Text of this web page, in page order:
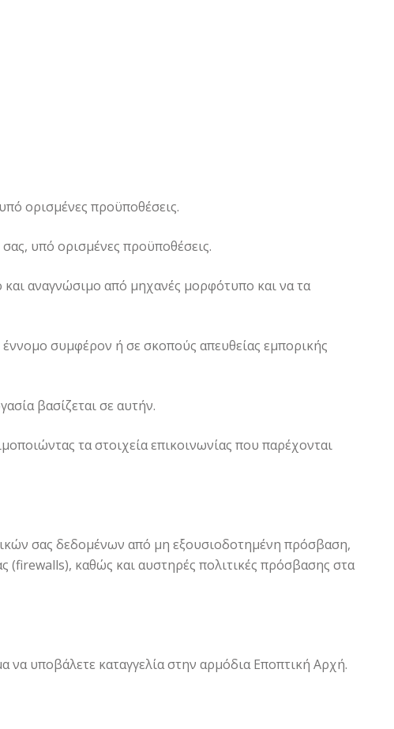
ορισμένες προϋποθέσεις.
υπό ορισμένες προϋποθέσεις.
αναγνώσιμο από μηχανές μορφότυπο και να τα
συμφέρον ή σε σκοπούς απευθείας εμπορικής
βασίζεται σε αυτήν.
τα στοιχεία επικοινωνίας που παρέχονται
σας δεδομένων από μη εξουσιοδοτημένη πρόσβαση,
καθώς και αυστηρές πολιτικές πρόσβασης στα
να υποβάλετε καταγγελία στην αρμόδια Εποπτική Αρχή.